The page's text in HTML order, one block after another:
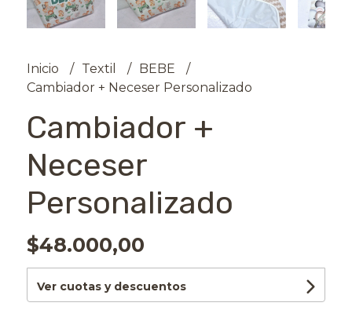
Inicio Textil
BEBE
Cambiador + Neceser Personalizado
Cambiador +
Neceser
Personalizado
$48.000,00
Ver cuotas y descuentos